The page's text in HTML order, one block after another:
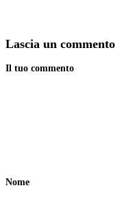
Lascia un commento
Il tuo commento
Nome